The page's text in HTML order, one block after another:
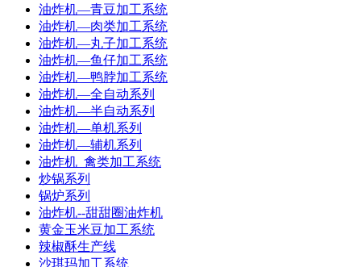
油炸机—青豆加工系统
油炸机—肉类加工系统
油炸机—丸子加工系统
油炸机—鱼仔加工系统
油炸机—鸭脖加工系统
油炸机—全自动系列
油炸机—半自动系列
油炸机—单机系列
油炸机—辅机系列
油炸机_禽类加工系统
炒锅系列
锅炉系列
油炸机--甜甜圈油炸机
黄金玉米豆加工系统
辣椒酥生产线
沙琪玛加工系统